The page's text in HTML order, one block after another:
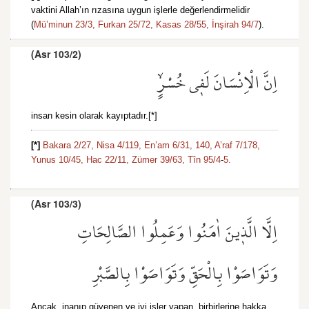
vaktini Allah’ın rızasına uygun işlerle değerlendirmelidir
(Mü’minun 23/3, Furkan 25/72, Kasas 28/55, İnşirah 94/7).
(Asr 103/2)
اِنَّ الْاِنْسَانَ لَف۪ي خُسْرٍۙ
insan kesin olarak kayıptadır.[*]
[*] Bakara 2/27, Nisa 4/119, En’am 6/31, 140, A’raf 7/178,
Yunus 10/45, Hac 22/11, Zümer 39/63, Tîn 95/4-5.
(Asr 103/3)
اِلَّا الَّذ۪ينَ اٰمَنُوا وَعَمِلُوا الصَّالِحَاتِ
وَتَوَاصَوْا بِالْحَقِّ وَتَوَاصَوْا بِالصَّبْرِ
Ancak, inanıp güvenen ve iyi işler yapan, birbirlerine hakka